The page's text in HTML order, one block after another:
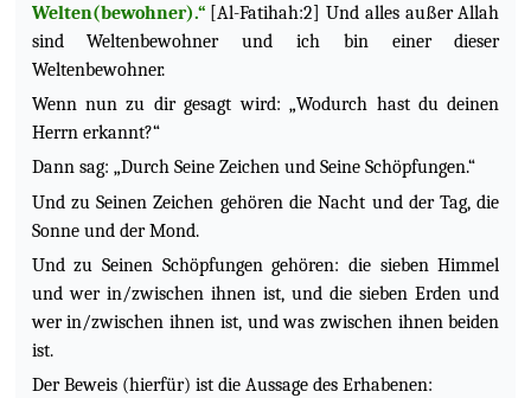
Welten(bewohner).“[Al-Fatihah:2] Und alles außer Allah
sind Weltenbewohner und ich bin einer dieser
Weltenbewohner.
Wenn nun zu dir gesagt wird: „Wodurch hast du deinen
Herrn erkannt?“
Dann sag: „Durch Seine Zeichen und Seine Schöpfungen.“
Und zu Seinen Zeichen gehören die Nacht und der Tag, die
Sonne und der Mond.
Und zu Seinen Schöpfungen gehören: die sieben Himmel
und wer in/zwischen ihnen ist, und die sieben Erden und
wer in/zwischen ihnen ist, und was zwischen ihnen beiden
ist.
Der Beweis (hierfür) ist die Aussage des Erhabenen: